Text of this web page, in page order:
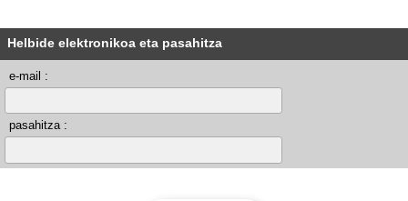
Helbide elektronikoa eta pasahitza
e-mail :
pasahitza :